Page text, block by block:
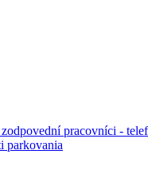
zodpovední pracovníci -
parkovania